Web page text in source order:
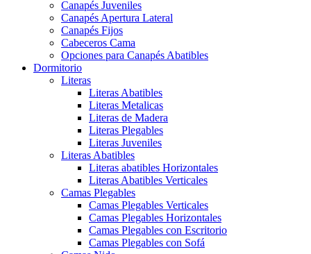
Canapés Juveniles
Canapés Apertura Lateral
Canapés Fijos
Cabeceros Cama
Opciones para Canapés Abatibles
Dormitorio
Literas
Literas Abatibles
Literas Metalicas
Literas de Madera
Literas Plegables
Literas Juveniles
Literas Abatibles
Literas abatibles Horizontales
Literas Abatibles Verticales
Camas Plegables
Camas Plegables Verticales
Camas Plegables Horizontales
Camas Plegables con Escritorio
Camas Plegables con Sofá